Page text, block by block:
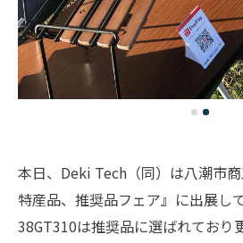
本日、Deki Tech（同）は八潮市
特産品、推奨品フェア』に出展し
38GT310は推奨品に選ばれており